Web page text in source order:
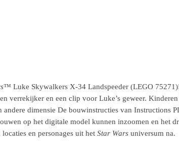
™ Luke Skywalkers X-34 Landspeeder (LEGO
verrekijker en een clip voor Luke’s geweer.
dimensie De bouwinstructies van Instructions
op het digitale model kunnen inzoomen en het
en personages uit het Star Wars universum na.